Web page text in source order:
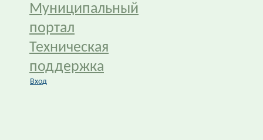
Муниципальный
портал
Техническая
поддержка
Вход